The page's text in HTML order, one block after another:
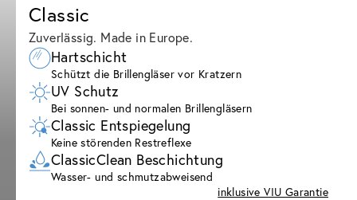
Classic
Zuverlässig. Made in Europe.
Hartschicht
Schützt die Brillengläser vor Kratzern
UV Schutz
Bei sonnen- und normalen Brillengläsern
Classic Entspiegelung
Keine störenden Restreflexe
ClassicClean Beschichtung
Wasser- und schmutzabweisend
inklusive VIU Garantie